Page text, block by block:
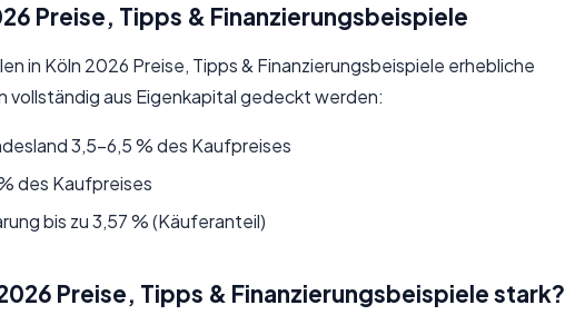
Preise, Tipps & Finanzierungsbeispiele
in Köln 2026 Preise, Tipps & Finanzierungsbeispiele erhebliche
aus Eigenkapital gedeckt werden:
3,5–6,5 % des Kaufpreises
des Kaufpreises
bis zu 3,57 % (Käuferanteil)
Preise, Tipps & Finanzierungsbeispiele stark?